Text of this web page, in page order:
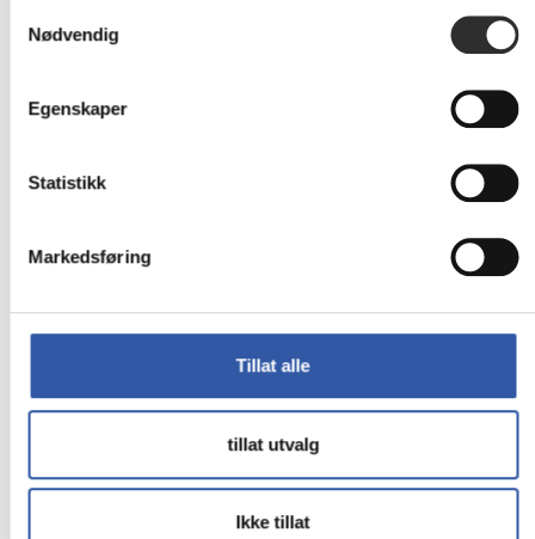
Nødvendig
Egenskaper
Statistikk
Markedsføring
Tillat alle
tillat utvalg
Ikke tillat
Les mer
du allerede bruker i dag
CRM eller kalender – uten komplisert oppsett.
Les mer ➝